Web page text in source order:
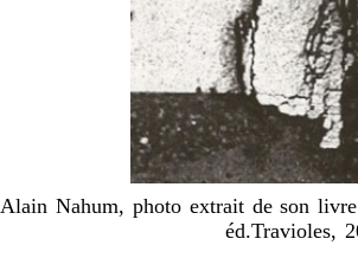
Alain Nahum, photo extrait de son
éd.Travioles,